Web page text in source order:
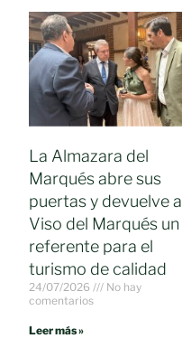
La Almazara del
Marqués abre sus
puertas y devuelve a
Viso del Marqués un
referente para el
turismo de calidad
24/07/2026
No hay
comentarios
Leer más »